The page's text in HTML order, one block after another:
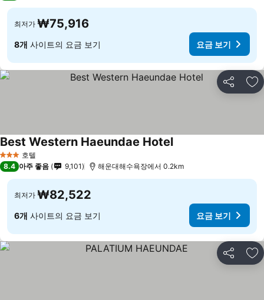
최저가 ₩75,916
8개 사이트의 요금 보기 요금 보기
공유 즐
3 성급 호텔
Best Western Haeundae Hotel
8.4 아주 좋음 9,101 해운대해수욕장에서 0.2km
최저가 ₩82,522
6개 사이트의 요금 보기 요금 보기
공유 즐